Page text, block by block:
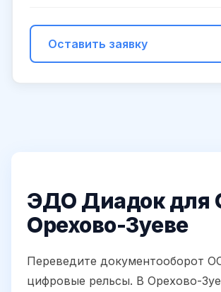
Оставить заявку
ЭДО Диадок для
Орехово-Зуеве
Переведите документооборот
цифровые рельсы. В Орехово-